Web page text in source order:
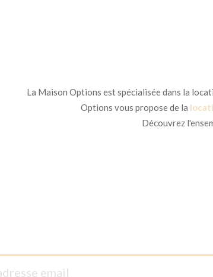
La Maison Options est spécialisée dans la
Options vous propose de la
Découvrez